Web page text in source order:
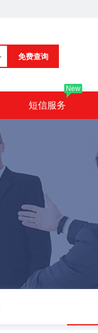
免费查询
短信服务
New